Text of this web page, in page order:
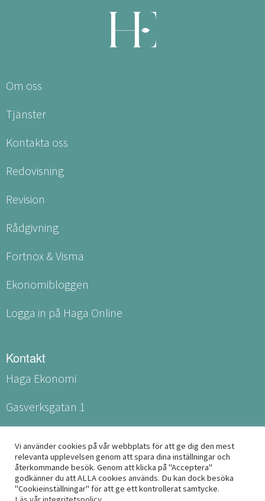
Om oss
Tjänster
Kontakta oss
Redovisning
Revision
Rådgivning
Fortnox & Visma
Ekonomibloggen
Logga in på Haga Online
Kontakt
Haga Ekonomi
Gasverksgatan 1
info@haga-ekonomi.se
Vi använder cookies på vår webbplats för att ge dig den mest
relevanta upplevelsen genom att spara dina inställningar och
återkommande besök. Genom att klicka på "Acceptera"
godkänner du att ALLA cookies används. Du kan dock besöka
"Cookieinställningar" för att ge ett kontrollerat samtycke.